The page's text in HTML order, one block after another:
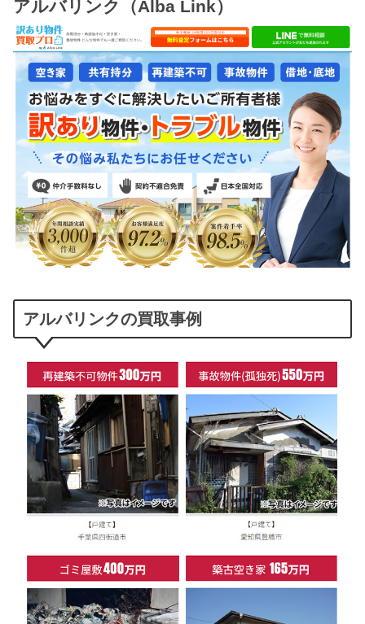
アルバリンク（Alba Link）
アルバリンクの買取事例